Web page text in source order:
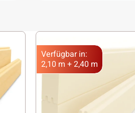
Verfügbar in:
2,10 m + 2,40 m